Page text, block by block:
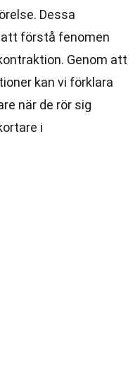
Dessa
förstå fenomen
Genom att
kan vi förklara
när de rör sig
i